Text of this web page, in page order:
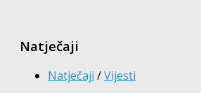
Natječaji
Natječaji /Vijesti